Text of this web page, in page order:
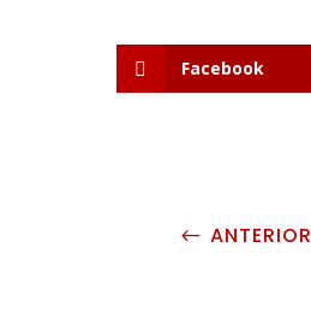
Facebook
# ANTERIOR